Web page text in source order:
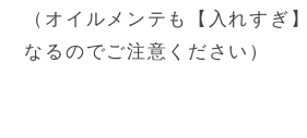
（オイルメンテも【入れすぎ
なるのでご注意ください）